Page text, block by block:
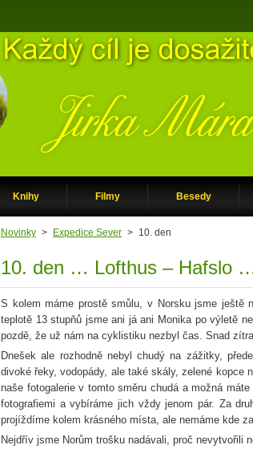
Knihy Filmy Besedy
Novinky > Expedice Sever > 10. den
10. den … Lofthus – Hafslo
S kolem máme prostě smůlu, v Norsku jsme ještě
teplotě 13 stupňů jsme ani já ani Monika po výletě
pozdě, že už nám na cyklistiku nezbyl čas. Snad
Dnešek ale rozhodně nebyl chudý na zážitky,
divoké řeky, vodopády, ale také skály, zelené kopce
naše fotogalerie v tomto směru chudá a možná
fotografiemi a vybíráme jich vždy jenom pár. Za
projíždíme kolem krásného místa, ale nemáme kde
Nejdřív jsme Norům trošku nadávali, proč nevytvořili